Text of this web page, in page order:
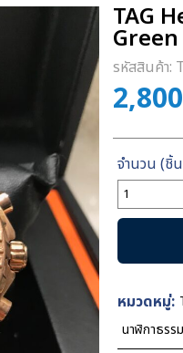
TAG
รหัสสินค้า:
จำนวน
TAG
Heuer
Rose
Green
หมวดหมู่:
นาฬิกาธรร